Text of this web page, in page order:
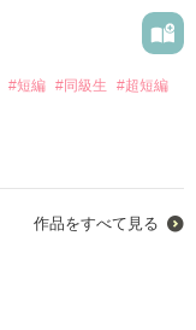
#短編 #同級生
#超短編
作品をすべて見る